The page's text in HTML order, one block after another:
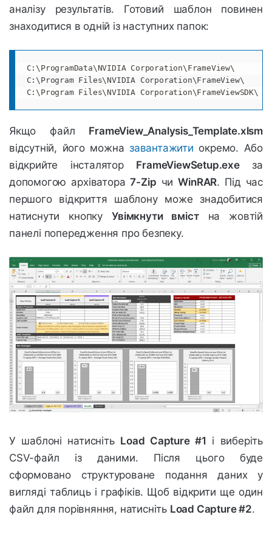
аналізу результатів. Готовий шаблон повинен
знаходитися в одній із наступних папок:
C:\ProgramData\NVIDIA Corporation\FrameView\
C:\Program Files\NVIDIA Corporation\FrameView\
C:\Program Files\NVIDIA Corporation\FrameViewSDK\
Якщо файл FrameView_Analysis_Template.xlsm
відсутній, його можна завантажити окремо. Або
відкрийте інсталятор FrameViewSetup.exeза
допомогою архіватора7-Zip чиWinRAR. Під час
першого відкриття шаблону може знадобитися
натиснути кнопкуУвімкнути вмістна жовтій
панелі попередження про безпеку.
У шаблоні натисніть Load Capture #1 і виберіть
CSV-файл із даними. Після цього буде
сформовано структуроване подання даних у
вигляді таблиць і графіків. Щоб відкрити ще один
файл для порівняння, натисніть Load Capture #2.